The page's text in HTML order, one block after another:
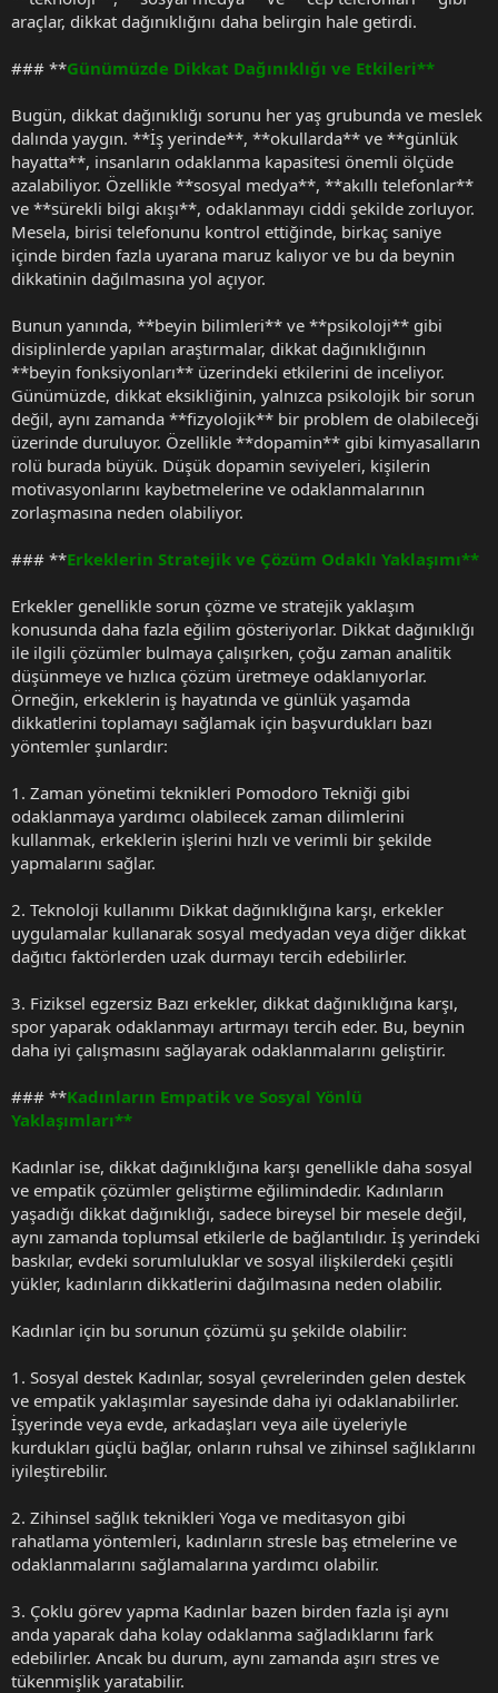
araçlar, dikkat dağınıklığını daha belirgin hale getirdi.
### **Günümüzde Dikkat Dağınıklığı ve Etkileri**
Bugün, dikkat dağınıklığı sorunu her yaş grubunda ve meslek
dalında yaygın. **İş yerinde**, **okullarda** ve **günlük
hayatta**, insanların odaklanma kapasitesi önemli ölçüde
azalabiliyor. Özellikle **sosyal medya**, **akıllı telefonlar**
ve **sürekli bilgi akışı**, odaklanmayı ciddi şekilde zorluyor.
Mesela, birisi telefonunu kontrol ettiğinde, birkaç saniye
içinde birden fazla uyarana maruz kalıyor ve bu da beynin
dikkatinin dağılmasına yol açıyor.
Bunun yanında, **beyin bilimleri** ve **psikoloji** gibi
disiplinlerde yapılan araştırmalar, dikkat dağınıklığının
**beyin fonksiyonları** üzerindeki etkilerini de inceliyor.
Günümüzde, dikkat eksikliğinin, yalnızca psikolojik bir sorun
değil, aynı zamanda **fizyolojik** bir problem de olabileceği
üzerinde duruluyor. Özellikle **dopamin** gibi kimyasalların
rolü burada büyük. Düşük dopamin seviyeleri, kişilerin
motivasyonlarını kaybetmelerine ve odaklanmalarının
zorlaşmasına neden olabiliyor.
### **Erkeklerin Stratejik ve Çözüm Odaklı Yaklaşımı**
Erkekler genellikle sorun çözme ve stratejik yaklaşım
konusunda daha fazla eğilim gösteriyorlar. Dikkat dağınıklığı
ile ilgili çözümler bulmaya çalışırken, çoğu zaman analitik
düşünmeye ve hızlıca çözüm üretmeye odaklanıyorlar.
Örneğin, erkeklerin iş hayatında ve günlük yaşamda
dikkatlerini toplamayı sağlamak için başvurdukları bazı
yöntemler şunlardır:
1. Zaman yönetimi teknikleri Pomodoro Tekniği gibi
odaklanmaya yardımcı olabilecek zaman dilimlerini
kullanmak, erkeklerin işlerini hızlı ve verimli bir şekilde
yapmalarını sağlar.
2. Teknoloji kullanımı Dikkat dağınıklığına karşı, erkekler
uygulamalar kullanarak sosyal medyadan veya diğer dikkat
dağıtıcı faktörlerden uzak durmayı tercih edebilirler.
3. Fiziksel egzersiz Bazı erkekler, dikkat dağınıklığına karşı,
spor yaparak odaklanmayı artırmayı tercih eder. Bu, beynin
daha iyi çalışmasını sağlayarak odaklanmalarını geliştirir.
### **Kadınların Empatik ve Sosyal Yönlü
Yaklaşımları**
Kadınlar ise, dikkat dağınıklığına karşı genellikle daha sosyal
ve empatik çözümler geliştirme eğilimindedir. Kadınların
yaşadığı dikkat dağınıklığı, sadece bireysel bir mesele değil,
aynı zamanda toplumsal etkilerle de bağlantılıdır. İş yerindeki
baskılar, evdeki sorumluluklar ve sosyal ilişkilerdeki çeşitli
yükler, kadınların dikkatlerini dağılmasına neden olabilir.
Kadınlar için bu sorunun çözümü şu şekilde olabilir:
1. Sosyal destek Kadınlar, sosyal çevrelerinden gelen destek
ve empatik yaklaşımlar sayesinde daha iyi odaklanabilirler.
İşyerinde veya evde, arkadaşları veya aile üyeleriyle
kurdukları güçlü bağlar, onların ruhsal ve zihinsel sağlıklarını
iyileştirebilir.
2. Zihinsel sağlık teknikleri Yoga ve meditasyon gibi
rahatlama yöntemleri, kadınların stresle baş etmelerine ve
odaklanmalarını sağlamalarına yardımcı olabilir.
3. Çoklu görev yapma Kadınlar bazen birden fazla işi aynı
anda yaparak daha kolay odaklanma sağladıklarını fark
edebilirler. Ancak bu durum, aynı zamanda aşırı stres ve
tükenmişlik yaratabilir.